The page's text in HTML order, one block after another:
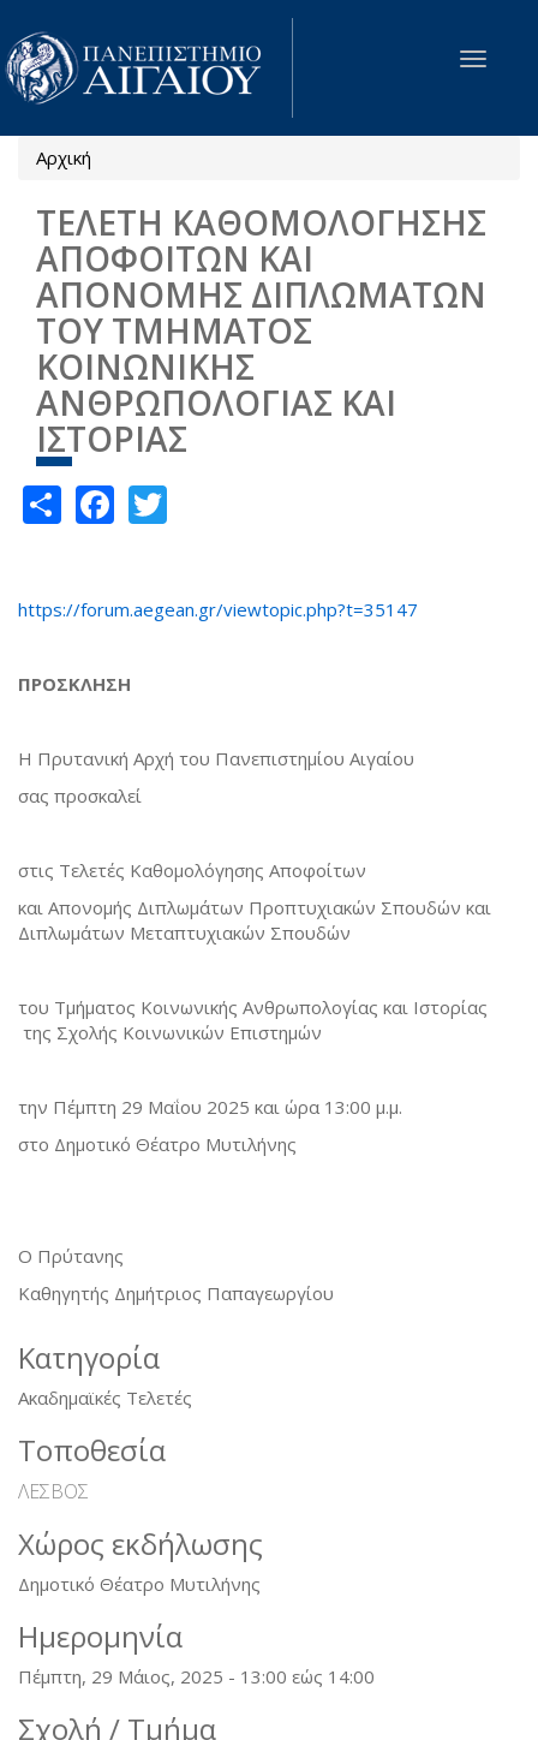
Παράκαμψη προς το κυρίως περιεχόμενο
Toggle
Είστε εδώ
Αρχική
ΤΕΛΕΤΗ ΚΑΘΟΜΟΛΟΓΗΣΗΣ
ΑΠΟΦΟΙΤΩΝ ΚΑΙ
ΑΠΟΝΟΜΗΣ ΔΙΠΛΩΜΑΤΩΝ
ΤΟΥ ΤΜΗΜΑΤΟΣ
ΚΟΙΝΩΝΙΚΗΣ
ΑΝΘΡΩΠΟΛΟΓΙΑΣ ΚΑΙ
ΙΣΤΟΡΙΑΣ
ShareFacebook
https://forum.aegean.gr/viewtopic.php?t=35147
ΠΡΟΣΚΛΗΣΗ
Η Πρυτανική Αρχή του Πανεπιστημίου Αιγαίου
σας προσκαλεί
στις Τελετές Καθομολόγησης Αποφοίτων
και Απονομής Διπλωμάτων Προπτυχιακών Σπουδών και
Διπλωμάτων Μεταπτυχιακών Σπουδών
του Τμήματος Κοινωνικής Ανθρωπολογίας και Ιστορίας
της Σχολής Κοινωνικών Επιστημών
την Πέμπτη 29 Μαΐου 2025 και ώρα 13:00 μ.μ.
στο Δημοτικό Θέατρο Μυτιλήνης
Ο Πρύτανης
Καθηγητής Δημήτριος Παπαγεωργίου
Κατηγορία
Ακαδημαϊκές Τελετές
Τοποθεσία
ΛΕΣΒΟΣ
Χώρος εκδήλωσης
Δημοτικό Θέατρο Μυτιλήνης
Ημερομηνία
Πέμπτη, 29 Μάιος, 2025 - 13:00 εώς 14:00
Σχολή / Τμήμα